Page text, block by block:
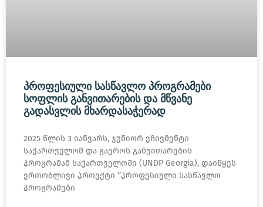
ᲞᲠᲝᲤᲔᲡᲘᲣᲚᲘ ᲡᲐᲡᲬᲐᲕᲚᲝ ᲞᲠᲝᲒᲠᲐᲛᲔᲑᲘ
ᲡᲝᲤᲚᲘᲡ ᲒᲐᲜᲕᲘᲗᲐᲠᲔᲑᲘᲡ ᲓᲐ ᲛᲬᲕᲐᲜᲔ
ᲒᲐᲓᲐᲡᲕᲚᲘᲡ ᲛᲮᲐᲠᲓᲐᲡᲐᲭᲔᲠᲐᲓ
2025 წლის 3 იანვარს, ჯუნიორ ეჩივმენტი
საქართველომ და გაეროს განვითარების
პროგრამამ საქართველოში (UNDP Georgia), დაიწყეს
ერთობლივი პროექტი ‘’პროფესიული სასწავლო
პროგრამები